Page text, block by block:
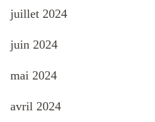
juillet 2024
juin 2024
mai 2024
avril 2024